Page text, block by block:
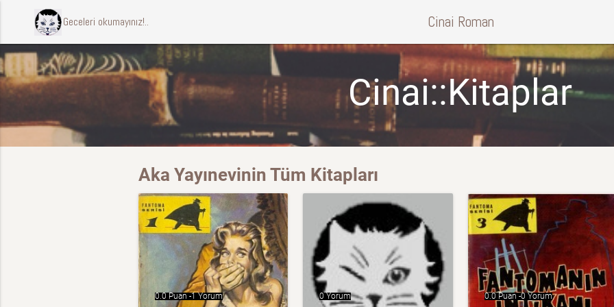
ccccci Geceleri okumayınız!.. Cinai Roman
Cinai::Kitaplar
Aka Yayınevinin Tüm Kitapları
0.0 Puan -1 Yorum 0 Yorum 0.0 Puan -0 Yorum